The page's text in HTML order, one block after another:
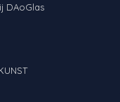
DAoGlas